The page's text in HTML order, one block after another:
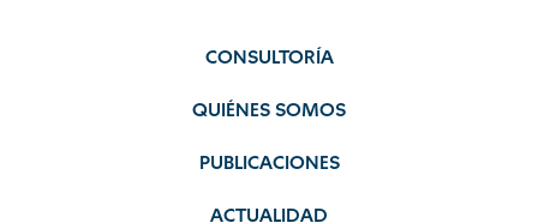
CONSULTORÍA
QUIÉNES SOMOS
PUBLICACIONES
ACTUALIDAD